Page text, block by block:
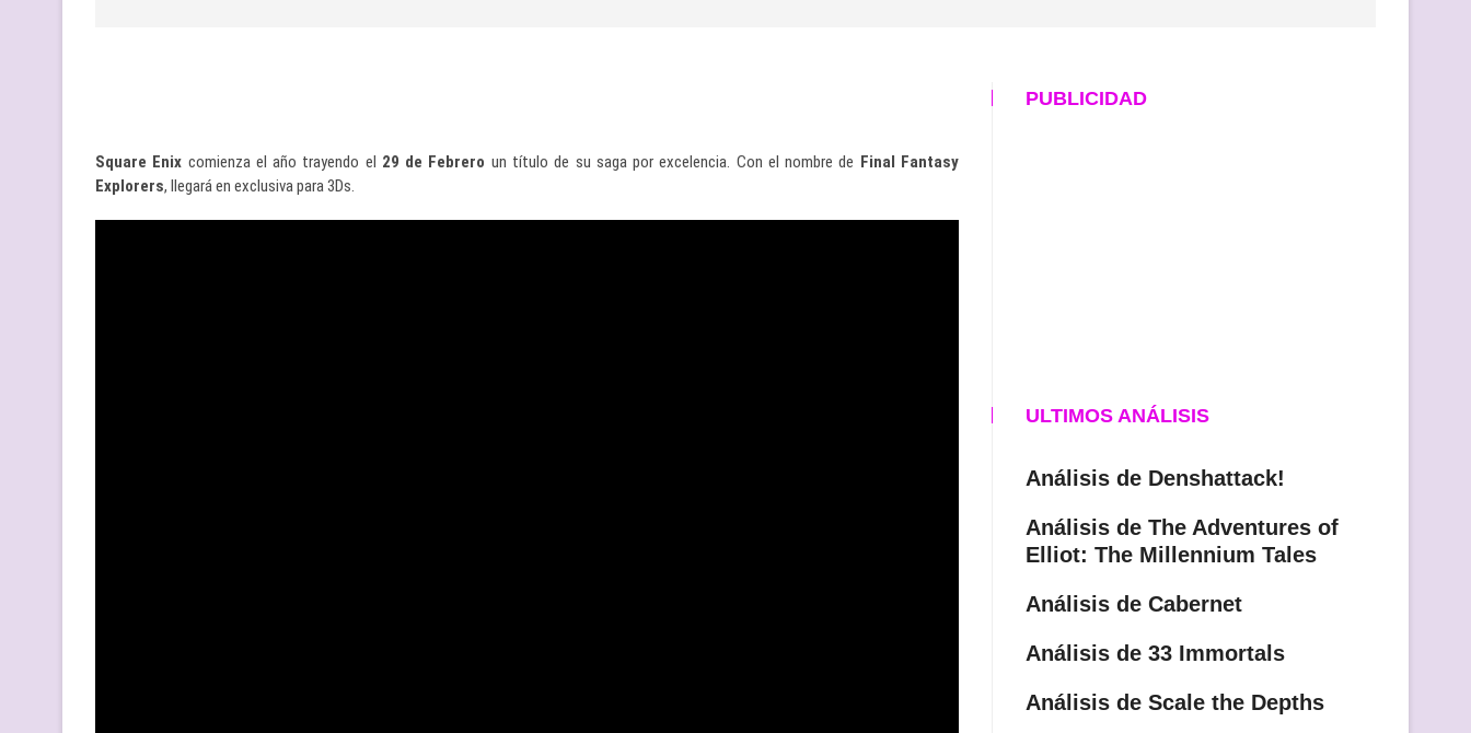
Square Enix comienza el año trayendo el 29 de Febrero un título de su saga por excelencia. Con el nombre de Final Fantasy
Explorers, llegará en exclusiva para 3Ds.
PUBLICIDAD
ULTIMOS ANÁLISIS
Análisis de Denshattack!
Análisis de The Adventures of
Elliot: The Millennium Tales
Análisis de Cabernet
Análisis de 33 Immortals
Análisis de Scale the Depths